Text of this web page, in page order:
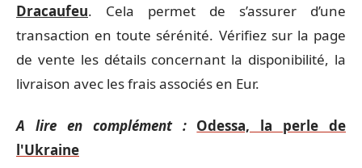
Dracaufeu. Cela permet de s’assurer d’une
transaction en toute sérénité. Vérifiez sur la page
de vente les détails concernant la disponibilité, la
livraison avec les frais associés en Eur.
A lire en complément : Odessa, la perle de
l'Ukraine